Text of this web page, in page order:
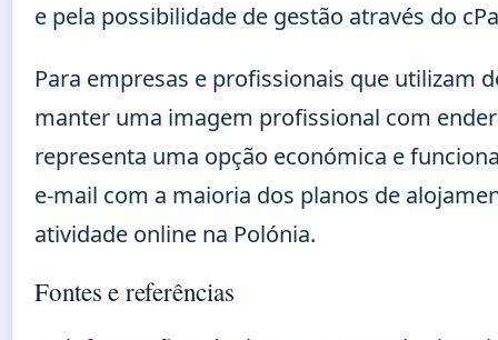
e pela possibilidade de gestão através do
Para empresas e profissionais que utilizam
manter uma imagem profissional com
representa uma opção económica e
e-mail com a maioria dos planos de
atividade online na Polónia.
Fontes e referências